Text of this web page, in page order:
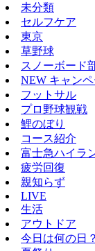
未分類
セルフケア
東京
草野球
スノーボード
NEW キャン
フットサル
プロ野球観戦
鯉のぼり
コース紹介
富士急ハイラ
疲労回復
親知らず
LIVE
生活
アウトドア
今日は何の日？